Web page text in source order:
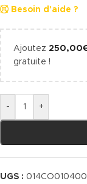
Besoin d'aide ?
Ajoutez 250,00
gratuite !
- +
UGS : 014CO010400